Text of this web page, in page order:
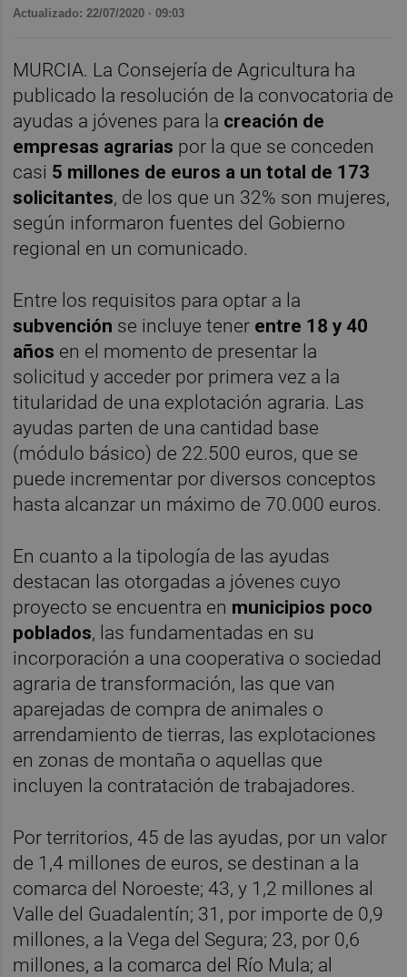
Actualizado: 22/07/2020 · 09:03
MURCIA. La Consejería de Agricultura ha
publicado la resolución de la convocatoria de
ayudas a jóvenes para la creación de
empresas agrarias por la que se conceden
casi 5 millones de euros a un total de 173
solicitantes, de los que un 32% son mujeres,
según informaron fuentes del Gobierno
regional en un comunicado.
Entre los requisitos para optar a la
subvención se incluye tener entre 18 y 40
años en el momento de presentar la
solicitud y acceder por primera vez a la
titularidad de una explotación agraria. Las
ayudas parten de una cantidad base
(módulo básico) de 22.500 euros, que se
puede incrementar por diversos conceptos
hasta alcanzar un máximo de 70.000 euros.
En cuanto a la tipología de las ayudas
destacan las otorgadas a jóvenes cuyo
proyecto se encuentra en municipios poco
poblados, las fundamentadas en su
incorporación a una cooperativa o sociedad
agraria de transformación, las que van
aparejadas de compra de animales o
arrendamiento de tierras, las explotaciones
en zonas de montaña o aquellas que
incluyen la contratación de trabajadores.
Por territorios, 45 de las ayudas, por un valor
de 1,4 millones de euros, se destinan a la
comarca del Noroeste; 43, y 1,2 millones al
Valle del Guadalentín; 31, por importe de 0,9
millones, a la Vega del Segura; 23, por 0,6
millones, a la comarca del Río Mula; al